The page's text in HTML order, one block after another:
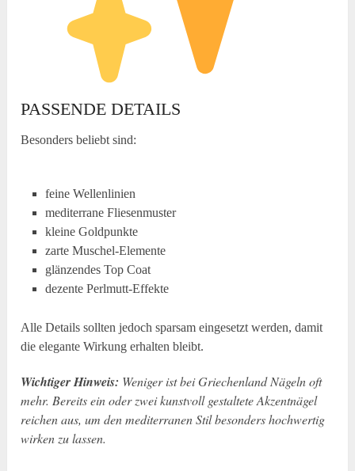
PASSENDE DETAILS
Besonders beliebt sind:
feine Wellenlinien
mediterrane Fliesenmuster
kleine Goldpunkte
zarte Muschel-Elemente
glänzendes Top Coat
dezente Perlmutt-Effekte
Alle Details sollten jedoch sparsam eingesetzt werden, damit
die elegante Wirkung erhalten bleibt.
Wichtiger Hinweis: Weniger ist bei Griechenland Nägeln oft
mehr. Bereits ein oder zwei kunstvoll gestaltete Akzentnägel
reichen aus, um den mediterranen Stil besonders hochwertig
wirken zu lassen.